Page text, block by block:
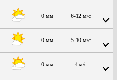
0 мм 6-12 м/с
0 мм 5-10 м/с
0 мм 4 м/с